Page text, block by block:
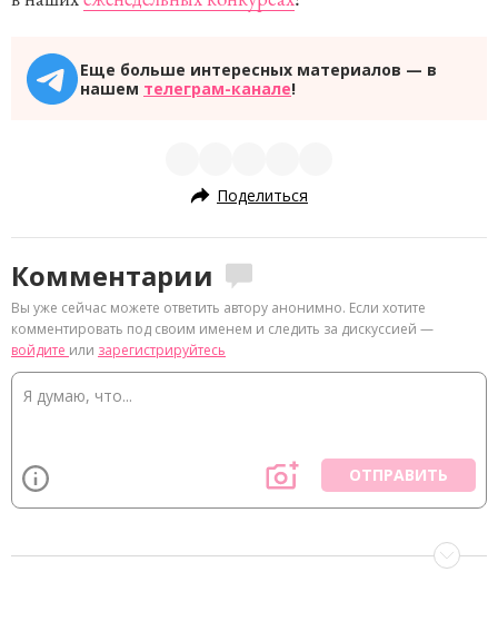
Еще больше интересных материалов — в
нашем телеграм-канале!
Поделиться
Комментарии
Вы уже сейчас можете ответить автору анонимно. Если хотите
комментировать под своим именем и следить за дискуссией —
войдите или зарегистрируйтесь
ОТПРАВИТЬ